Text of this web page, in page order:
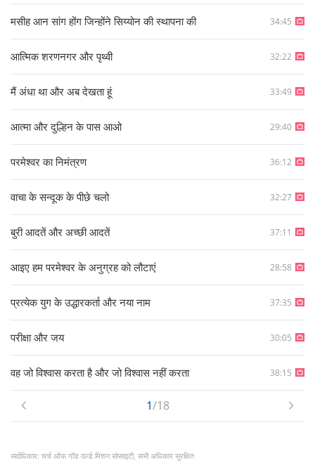
मसीह आन सांग होंग जिन्होंने सिय्योन की स्थापना की 34:45
आत्मिक शरणनगर और पृथ्वी 32:22
मैं अंधा था और अब देखता हूं 33:49
आत्मा और दुल्हिन के पास आओ 29:40
परमेश्वर का निमंत्रण 36:12
वाचा के सन्दूक के पीछे चलो 32:27
बुरी आदतें और अच्छी आदतें 37:11
आइए हम परमेश्वर के अनुग्रह को लौटाएं 28:58
प्रत्येक युग के उद्धारकर्ता और नया नाम 37:35
परीक्षा और जय 30:05
वह जो विश्वास करता है और जो विश्वास नहीं करता 38:15
1/18
सर्वाधिकार: चर्च ऑफ गॉड वर्ल्ड मिशन सोसाइटी, सभी अधिकार सुरक्षित